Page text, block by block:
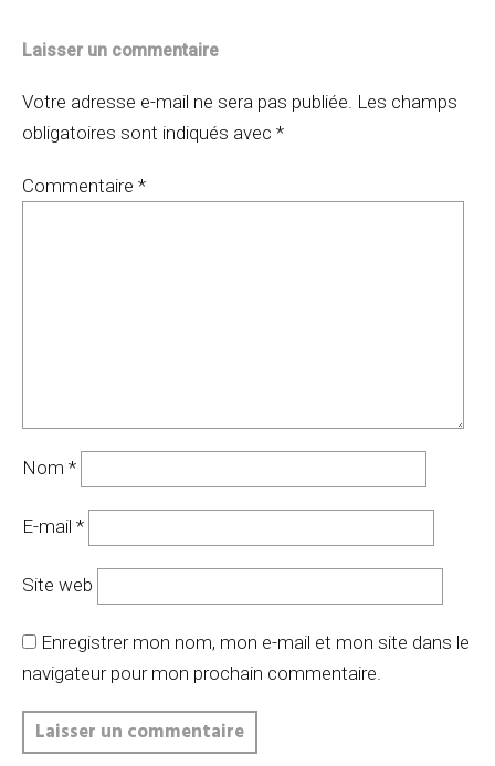
Laisser un commentaire
Votre adresse e-mail ne sera pas publiée. Les champs
obligatoires sont indiqués avec *
Commentaire *
Nom *
E-mail *
Site web
Enregistrer mon nom, mon e-mail et mon site dans le
navigateur pour mon prochain commentaire.